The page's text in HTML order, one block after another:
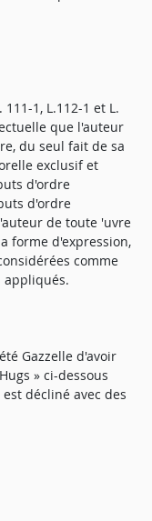
1, L.112-1 et L.
que l'auteur
du seul fait de sa
exclusif et
d'ordre
d'ordre
de toute 'uvre
forme d'expression,
comme
appliqués.
Gazzelle d'avoir
» ci-dessous
décliné avec des